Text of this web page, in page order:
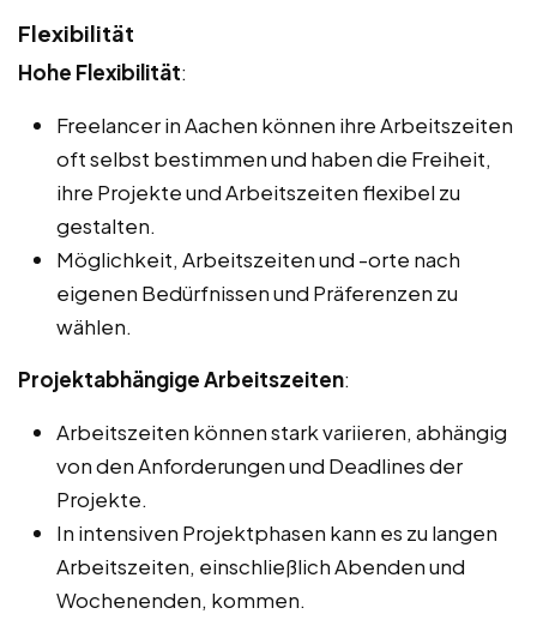
Flexibilität
Hohe Flexibilität:
Freelancer in Aachen können ihre Arbeitszeiten
oft selbst bestimmen und haben die Freiheit,
ihre Projekte und Arbeitszeiten flexibel zu
gestalten.
Möglichkeit, Arbeitszeiten und -orte nach
eigenen Bedürfnissen und Präferenzen zu
wählen.
Projektabhängige Arbeitszeiten:
Arbeitszeiten können stark variieren, abhängig
von den Anforderungen und Deadlines der
Projekte.
In intensiven Projektphasen kann es zu langen
Arbeitszeiten, einschließlich Abenden und
Wochenenden, kommen.